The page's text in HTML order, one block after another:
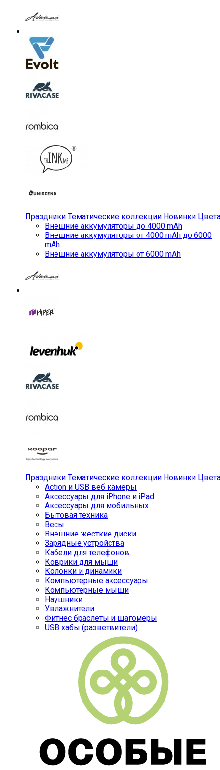
Праздники Тематические коллекции Новинки Цвета
Внешние аккумуляторы до 4000 mAh
Внешние аккумуляторы от 4000 mAh до 6000
mAh
Внешние аккумуляторы от 6000 mAh
Праздники Тематические коллекции Новинки Цвета
Action и USB веб камеры
Аксессуары для iPhone и iPad
Аксессуары для мобильных
Бытовая техника
Весы
Внешние жесткие диски
Зарядные устройства
Кабели для телефонов
Коврики для мыши
Колонки и динамики
Компьютерные аксессуары
Компьютерные мыши
Наушники
Увлажнители
Фитнес браслеты и шагомеры
USB хабы (разветвители)